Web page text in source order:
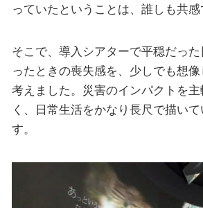
っていたということは、誰しも共感
そこで、導入シアターで平穏だっ
ったときの喪失感を、少しでも想
考えました。災害のインパクトを
く、日常生活をかなり長尺で描い
す。